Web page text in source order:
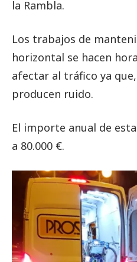
la Rambla.
Los trabajos de
horizontal se hacen
afectar al tráfico ya
producen ruido.
El importe anual de
a 80.000 €.